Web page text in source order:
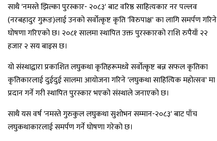
साथै 'नमस्ते झिल्का पुरस्कार- २०८३' बाट वरिष्ठ साहित्यकार नर पल्लव
(नरबहादुर गुरूङ)लाई उनको सर्वोत्कृष्ट कृति 'विरुपाक्ष' का लागि समर्पण गरिने
घोषणा गरिएको छ। २०८१ सालमा स्थापित उक्त पुरस्कारको राशि रुपैयाँ २२
हजार २ सय बाइस छ।
यो संस्थाद्वारा प्रकाशित लघुकथा कृतिहरूमध्ये सर्वोत्कृष्ट बन्न सफल कृतिका
कृतिकारलाई दुईदुई सालमा आयोजना गरिने 'लघुकथा साहित्यिक महोत्सव' मा
प्रदान गर्ने गरी स्थापित पुरस्कार भएको संस्थाले जनाएको छ।
साथै यस वर्ष 'नमस्ते गुरुकुल लघुकथा सुशोभन सम्मान-२०८३' बाट पाँच
लघुकथाकारलाई समर्पण गर्ने घोषणा गरेको छ।